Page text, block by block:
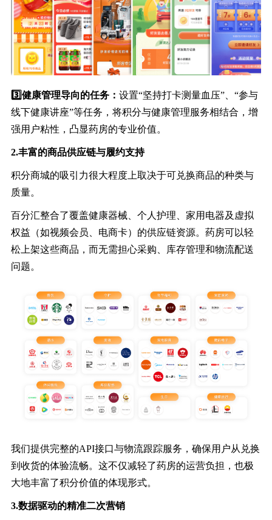
3️⃣健康管理导向的任务： 设置“坚持打卡测量血压”、“参与
线下健康讲座”等任务，将积分与健康管理服务相结合，增
强用户粘性，凸显药房的专业价值。
2.丰富的商品供应链与履约支持
积分商城的吸引力很大程度上取决于可兑换商品的种类与
质量。
百分汇整合了覆盖健康器械、个人护理、家用电器及虚拟
权益（如视频会员、电商卡）的供应链资源。药房可以轻
松上架这些商品，而无需担心采购、库存管理和物流配送
问题。
我们提供完整的API接口与物流跟踪服务，确保用户从兑换
到收货的体验流畅。这不仅减轻了药房的运营负担，也极
大地丰富了积分价值的体现形式。
3.数据驱动的精准二次营销